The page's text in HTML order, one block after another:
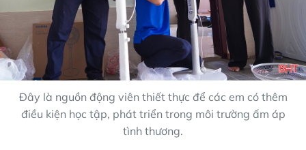
Đây là nguồn động viên thiết thực để các em có thêm
điều kiện học tập, phát triển trong môi trường ấm áp
tình thương.